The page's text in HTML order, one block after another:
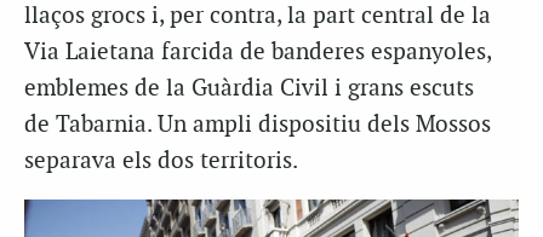
llaços grocs i, per contra, la part central de la
Via Laietana farcida de banderes espanyoles,
emblemes de la Guàrdia Civil i grans escuts
de Tabarnia. Un ampli dispositiu dels Mossos
separava els dos territoris.